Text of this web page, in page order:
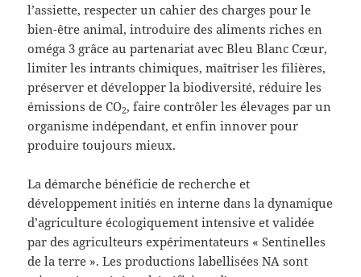
l’assiette, respecter un cahier des charges pour le
bien-être animal, introduire des aliments riches en
oméga 3 grâce au partenariat avec Bleu Blanc Cœur,
limiter les intrants chimiques, maîtriser les filières,
préserver et développer la biodiversité, réduire les
émissions de CO2, faire contrôler les élevages par un
organisme indépendant, et enfin innover pour
produire toujours mieux.
La démarche bénéficie de recherche et
développement initiés en interne dans la dynamique
d’agriculture écologiquement intensive et validée
par des agriculteurs expérimentateurs « Sentinelles
de la terre ». Les productions labellisées NA sont